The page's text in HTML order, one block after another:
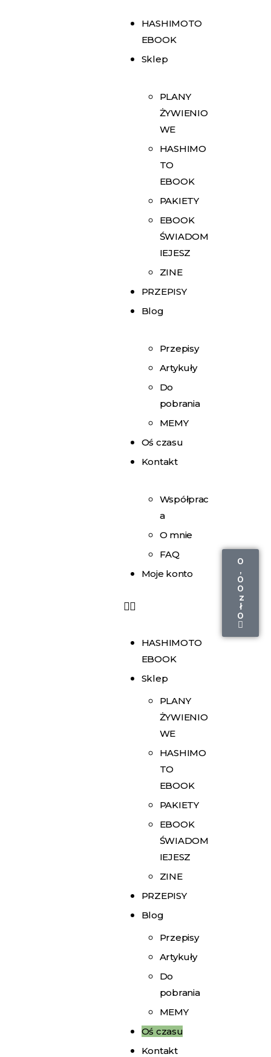
HASHIMOTO
EBOOK
Sklep
PLANY
ŻYWIENIO
WE
HASHIMO
TO
EBOOK
PAKIETY
EBOOK
ŚWIADOM
IEJESZ
ZINE
PRZEPISY
Blog
Przepisy
Artykuły
Do
pobrania
MEMY
Oś czasu
Kontakt
Współprac
a
O mnie
FAQ
Moje konto
HASHIMOTO
EBOOK
Sklep
PLANY
ŻYWIENIO
WE
HASHIMO
TO
EBOOK
PAKIETY
EBOOK
ŚWIADOM
IEJESZ
ZINE
PRZEPISY
Blog
Przepisy
Artykuły
Do
pobrania
MEMY
Oś czasu
Kontakt
0
,
0
0
z
ł
0